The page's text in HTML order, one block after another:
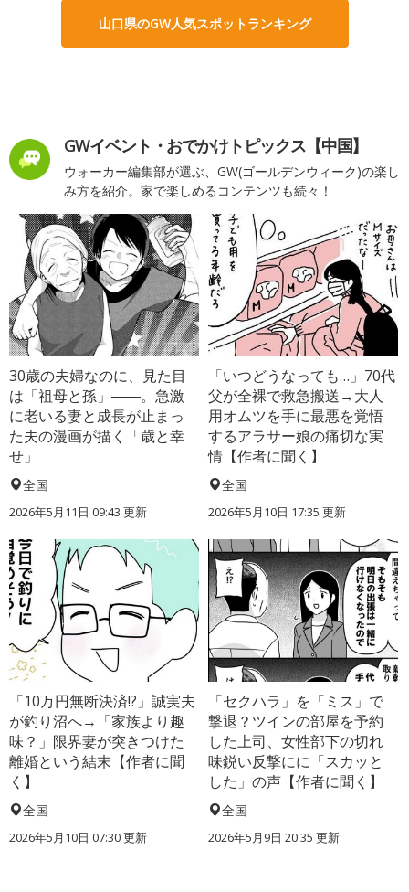
山口県のGW人気スポットランキング
GWイベント・おでかけトピックス【中国】
ウォーカー編集部が選ぶ、GW(ゴールデンウィーク)の楽し
み方を紹介。家で楽しめるコンテンツも続々！
30歳の夫婦なのに、見た目
は「祖母と孫」――。急激
に老いる妻と成長が止まっ
た夫の漫画が描く「歳と幸
せ」
全国
2026年5月11日 09:43 更新
「いつどうなっても…」70代
父が全裸で救急搬送→大人
用オムツを手に最悪を覚悟
するアラサー娘の痛切な実
情【作者に聞く】
全国
2026年5月10日 17:35 更新
「10万円無断決済!?」誠実夫
が釣り沼へ→「家族より趣
味？」限界妻が突きつけた
離婚という結末【作者に聞
く】
全国
2026年5月10日 07:30 更新
「セクハラ」を「ミス」で
撃退？ツインの部屋を予約
した上司、女性部下の切れ
味鋭い反撃にに「スカッと
した」の声【作者に聞く】
全国
2026年5月9日 20:35 更新